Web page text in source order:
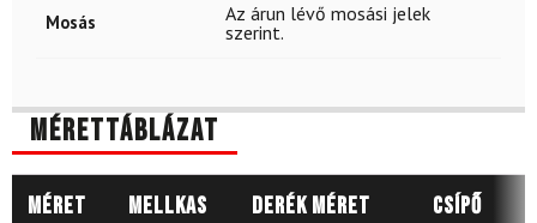
Mosás
Az árun lévő mosási jelek
szerint.
Mérettáblázat
Méret Mellkas Derék méret Csípő